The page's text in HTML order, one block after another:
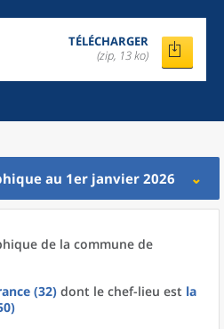
TÉLÉCHARGER
(zip, 13 ko)
au 1er janvier 2026
de la commune de
(32) dont le chef-lieu est la